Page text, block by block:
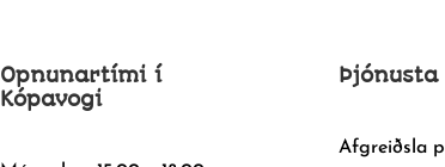
Opnunartími í
Kópavogi
Þjónusta
Afgreiðsla